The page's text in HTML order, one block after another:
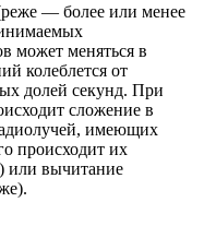
— более или менее
может меняться в
колеблется от
долей секунд. При
сложение в
имеющих
происходит их
или вычитание